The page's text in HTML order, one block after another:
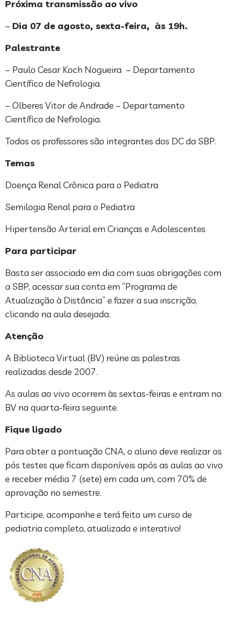
Próxima transmissão ao vivo
– Dia 07 de agosto, sexta-feira, às 19h.
Palestrante
– Paulo Cesar Koch Nogueira – Departamento
Científico de Nefrologia.
– Olberes Vitor de Andrade – Departamento
Científico de Nefrologia.
Todos os professores são integrantes dos DC da SBP.
Temas
Doença Renal Crônica para o Pediatra
Semilogia Renal para o Pediatra
Hipertensão Arterial em Crianças e Adolescentes
Para participar
Basta ser associado em dia com suas obrigações com
a SBP, acessar sua conta em “Programa de
Atualização à Distância” e fazer a sua inscrição,
clicando na aula desejada.
Atenção
A Biblioteca Virtual (BV) reúne as palestras
realizadas desde 2007.
As aulas ao vivo ocorrem às sextas-feiras e entram na
BV na quarta-feira seguinte.
Fique ligado
Para obter a pontuação CNA, o aluno deve realizar os
pós testes que ficam disponíveis após as aulas ao vivo
e receber média 7 (sete) em cada um, com 70% de
aprovação no semestre.
Participe, acompanhe e terá feito um curso de
pediatria completo, atualizado e interativo!